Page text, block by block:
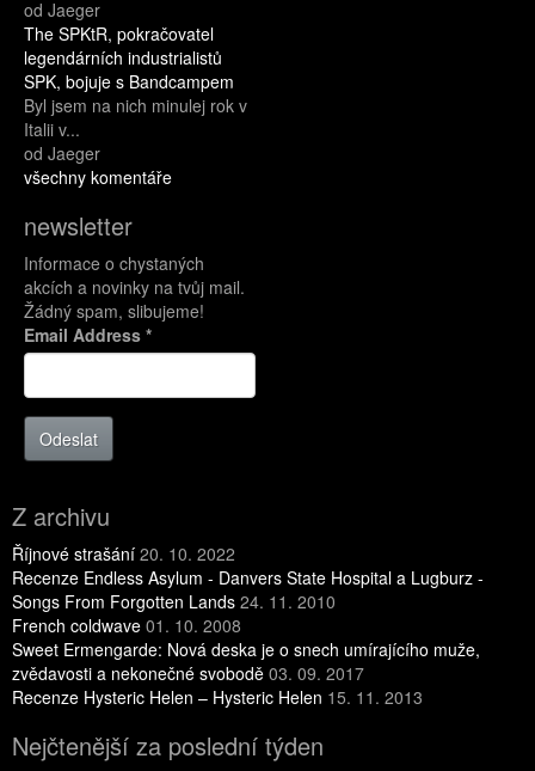
od Jaeger
The SPKtR, pokračovatel
legendárních industrialistů
SPK, bojuje s Bandcampem
Byl jsem na nich minulej rok v
Italii v...
od Jaeger
všechny komentáře
newsletter
Informace o chystaných
akcích a novinky na tvůj mail.
Žádný spam, slibujeme!
Email Address *
Odeslat
Z archivu
Říjnové strašání 20. 10. 2022
Recenze Endless Asylum - Danvers State Hospital a Lugburz -
Songs From Forgotten Lands 24. 11. 2010
French coldwave 01. 10. 2008
Sweet Ermengarde: Nová deska je o snech umírajícího muže,
zvědavosti a nekonečné svobodě 03. 09. 2017
Recenze Hysteric Helen – Hysteric Helen 15. 11. 2013
Nejčtenější za poslední týden